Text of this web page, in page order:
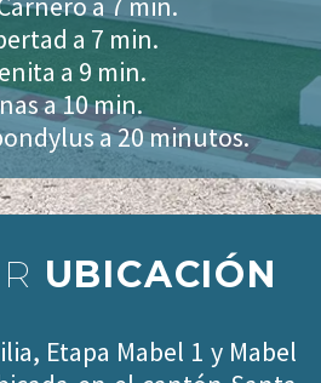
UBICACIÓN
Etapa Mabel 1 y Mabel
a 7 min.
a 9 min.
a 10 min.
a 20 minutos.